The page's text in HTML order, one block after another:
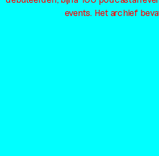
events. Het archief